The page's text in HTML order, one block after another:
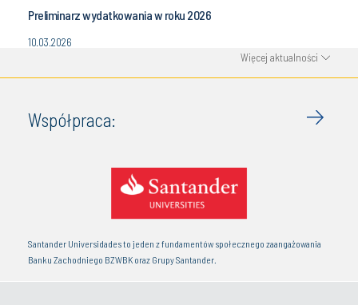
Preliminarz wydatkowania w roku 2026
10.03.2026
Więcej aktualności
Współpraca:
Santander Universidades to jeden z fundamentów społecznego zaangażowania
Banku Zachodniego BZWBK oraz Grupy Santander.